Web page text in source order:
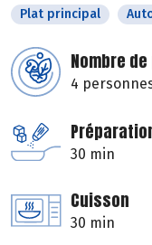
Plat principal
Nombre
4
30 min
Cuisson
30 min